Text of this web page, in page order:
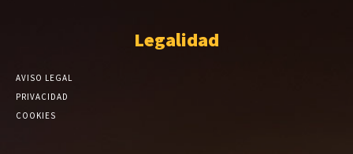
Legalidad
AVISO LEGAL
PRIVACIDAD
COOKIES